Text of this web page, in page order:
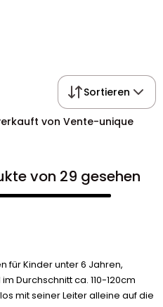
Sortieren
von Vente-unique
von 29 gesehen
für Kinder unter 6 Jahren,
Durchschnitt ca. 110-120cm
mit seiner Leiter alleine auf die